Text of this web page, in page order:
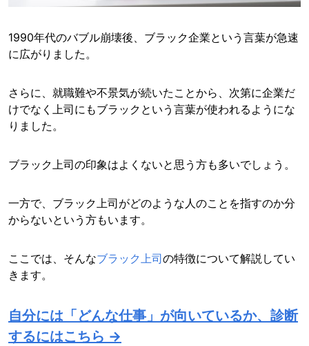
1990年代のバブル崩壊後、ブラック企業という言葉が急速
に広がりました。
さらに、就職難や不景気が続いたことから、次第に企業だ
けでなく上司にもブラックという言葉が使われるようにな
りました。
ブラック上司の印象はよくないと思う方も多いでしょう。
一方で、ブラック上司がどのような人のことを指すのか分
からないという方もいます。
ここでは、そんなブラック上司の特徴について解説してい
きます。
自分には「どんな仕事」が向いているか、診断
するにはこちら →